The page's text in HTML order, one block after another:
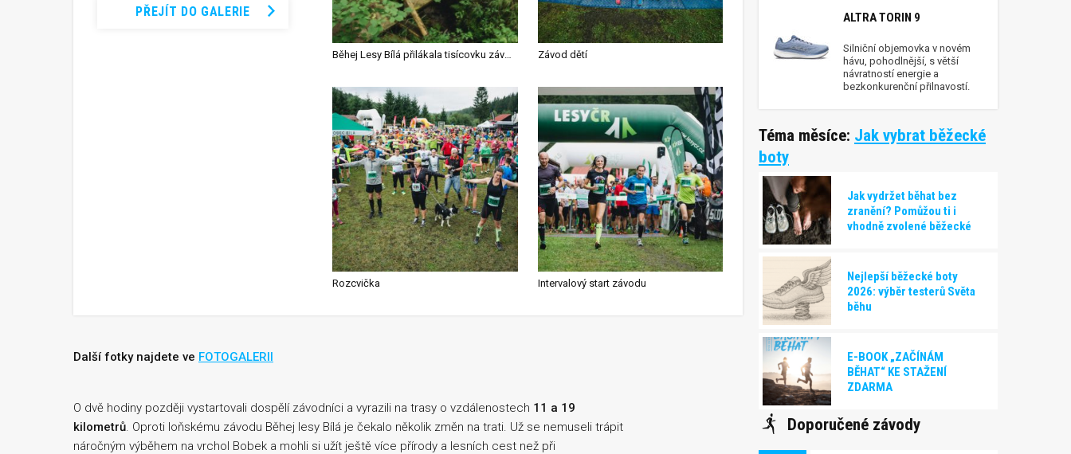
PŘEJÍT DO GALERIE
Závod dětí
Rozcvička Intervalový start závodu
Další fotky najdete ve FOTOGALERII
O dvě hodiny později vystartovali dospělí závodníci a vyrazili na trasy o vzdálenostech 11 a 19
kilometrů. Oproti loňskému závodu Běhej lesy Bílá je čekalo několik změn na trati. Už se nemuseli trápit
náročným výběhem na vrchol Bobek a mohli si užít ještě více přírody a lesních cest než při
ALTRA TORIN 9
Silniční objemovka v novém
hávu, pohodlnější, s větší
návratností energie a
bezkonkurenční přilnavostí.
Téma měsíce: Jak vybrat běžecké
boty
Jak vydržet běhat bez
zranění? Pomůžou ti i
vhodně zvolené běžecké
Nejlepší běžecké boty
2026: výběr testerů Světa
běhu
E-BOOK „ZAČÍNÁM
BĚHAT“ KE STAŽENÍ
ZDARMA
Doporučené závody